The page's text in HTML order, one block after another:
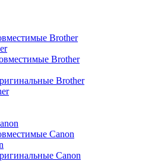
Brother
Brother
Brother
Canon
Canon